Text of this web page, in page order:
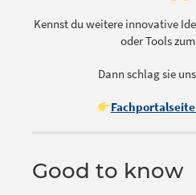
Kennst du weitere innovative
oder Tools
Dann schlag sie
Good to know